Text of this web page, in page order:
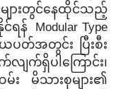
ားတွင်နေထိုင်သည့်
င်ရန် Modular Type
ပတ်အတွင်း ပြီးစီး
က်ရှိပါကြောင်း၊
း မိသားစုများ၏